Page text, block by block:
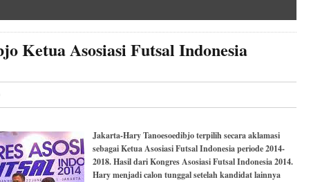
Ketua Asosiasi Futsal Indonesia
Jakarta-Hary Tanoesoedibjo terpilih secara aklamasi
sebagai Ketua Asosiasi Futsal Indonesia periode 2014-
2018. Hasil dari Kongres Asosiasi Futsal Indonesia 2014.
Hary menjadi calon tunggal setelah kandidat lainnya